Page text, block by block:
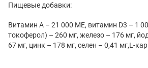
Пищевые добавки:
Витамин A – 21 000 МЕ, витамин D3 – 1
токоферол) – 260 мг, железо – 176 мг,
67 мг, цинк – 178 мг, селен – 0,41 мг,L-